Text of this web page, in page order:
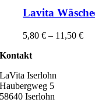
Lavita
5,80€ – 11,50€
Kontakt
LaVita Iserlohn
Haubergweg 5
58640 Iserlohn